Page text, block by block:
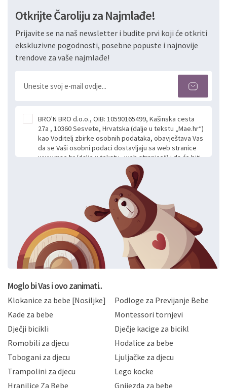
Otkrijte Čaroliju za Najmlađe!
Prijavite se na naš newsletter i budite prvi koji će otkriti
ekskluzivne pogodnosti, posebne popuste i najnovije
trendove za vaše najmlađe!
BRO'N BRO d.o.o., OIB: 10590165499, Kašinska cesta
27a , 10360 Sesvete, Hrvatska (dalje u tekstu „Mae.hr“)
kao Voditelj zbirke osobnih podataka, obavještava Vas
da se Vaši osobni podaci dostavljaju sa web stranice
www.mae.hr (dalje u tekstu „web stranice“) i da će biti
obrađeni. Prihvaćanjem ove Izjave smatra se da
slobodno i izričito dajete privolu za prikupljanje i daljnju
obradu Vaših osobnih podataka koje ustupate Mae.hr
putem ovih web stranica u svrhu odgovora i daljnje
komunikacije na Vaš upit poslan kroz kontakt obrazac.
Radi se o dobrovoljnom davanju podataka te ovu
Izjavu niste dužni prihvatiti odnosno niste dužni unositi
svoje osobne podatke u jednu od prijavnih
formi/obrazaca dostupnih na ovim web stranicama.
BRO'N BRO d.o.o. će s Vašim osobnim podacima
postupati sukladno Općoj uredbi o zaštiti podataka
privatnosti i kolačića koju možete pročitati ovdje i
Hrvatske, a uvijek uz primjenu odgovarajućih tehničkih i
sigurnosnih mjera zaštite osobnih podataka od
neovlaštenog pristupa, zlouporabe, otkrivanja,
gubitka ili uništenja. Mae.hr štiti privatnost svojih
korisnika i posjetitelja web stranica, čuva povjerljivost
Vaših osobnih podataka te omogućava pristup i
priopćavanje osobnih podataka samo onim svojim
zaposlenicima kojima su isti potrebni radi provedbe
Moglo bi Vas i ovo zanimati..
Klokanice za bebe [Nosiljke]
Podloge za Previjanje Bebe
Kade za bebe
Montessori tornjevi
Dječji bicikli
Dječje kacige za bicikl
Romobili za djecu
Hodalice za bebe
Tobogani za djecu
Ljuljačke za djecu
Trampolini za djecu
Lego kocke
Hranilice Za Bebe
Gnijezda za bebe